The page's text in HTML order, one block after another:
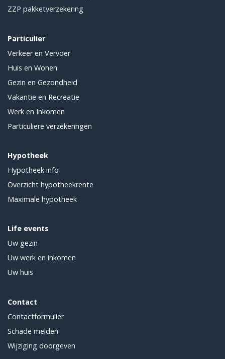
ZZP pakketverzekering
Particulier
Verkeer en Vervoer
Huis en Wonen
Gezin en Gezondheid
Vakantie en Recreatie
Werk en Inkomen
Particuliere verzekeringen
Hypotheek
Hypotheek info
Overzicht hypotheekrente
Maximale hypotheek
Life events
Uw gezin
Uw werk en inkomen
Uw huis
Contact
Contactformulier
Schade melden
Wijziging doorgeven